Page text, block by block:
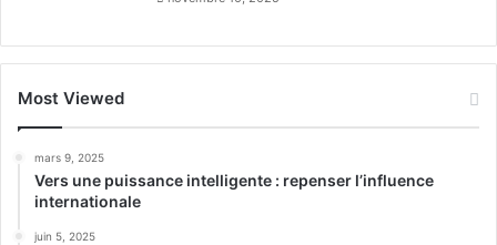
Most Viewed
mars 9, 2025
Vers une puissance intelligente : repenser l’influence
internationale
juin 5, 2025